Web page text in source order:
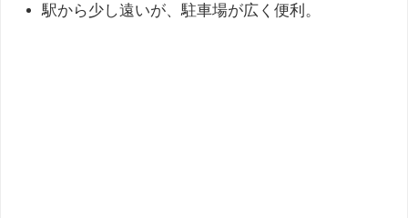
駅から少し遠いが、駐車場が広く便利。